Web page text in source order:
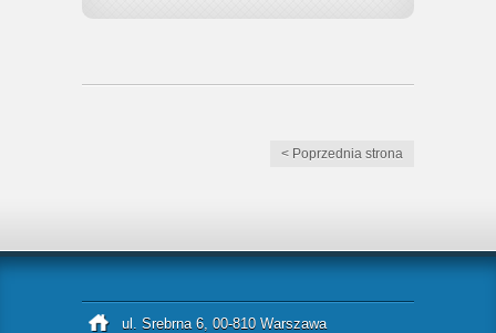
< Poprzednia strona
ul. Srebrna 6, 00-810 Warszawa